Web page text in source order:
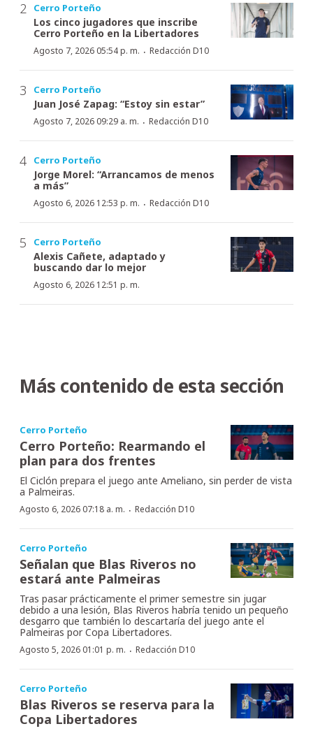
Cerro Porteño
Los cinco jugadores que inscribe
Cerro Porteño en la Libertadores
Agosto 7, 2026 05:54 p. m. · Redacción D10
Cerro Porteño
Juan José Zapag: “Estoy sin estar”
Agosto 7, 2026 09:29 a. m. · Redacción D10
Cerro Porteño
Jorge Morel: “Arrancamos de menos
a más”
Agosto 6, 2026 12:53 p. m. · Redacción D10
Cerro Porteño
Alexis Cañete, adaptado y
buscando dar lo mejor
Agosto 6, 2026 12:51 p. m.
Más contenido de esta sección
Cerro Porteño
Cerro Porteño: Rearmando el
plan para dos frentes
El Ciclón prepara el juego ante Ameliano, sin perder de vista
a Palmeiras.
Agosto 6, 2026 07:18 a. m. · Redacción D10
Cerro Porteño
Señalan que Blas Riveros no
estará ante Palmeiras
Tras pasar prácticamente el primer semestre sin jugar
debido a una lesión, Blas Riveros habría tenido un pequeño
desgarro que también lo descartaría del juego ante el
Palmeiras por Copa Libertadores.
Agosto 5, 2026 01:01 p. m. · Redacción D10
Cerro Porteño
Blas Riveros se reserva para la
Copa Libertadores